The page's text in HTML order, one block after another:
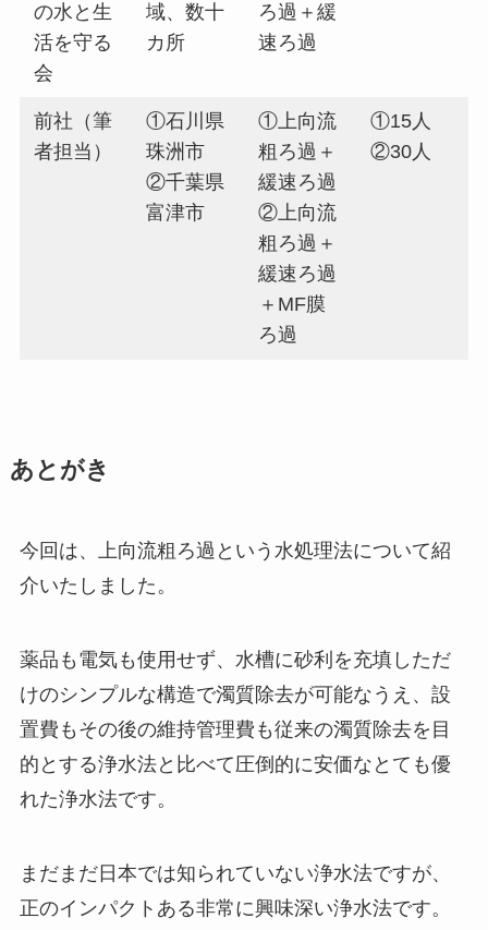
の水と生
活を守る
会
域、数十
カ所
ろ過＋緩
速ろ過
前社（筆
者担当）
①石川県
珠洲市
②千葉県
富津市
①上向流
粗ろ過＋
緩速ろ過
②上向流
粗ろ過＋
緩速ろ過
＋MF膜
ろ過
①15人
②30人
あとがき
今回は、上向流粗ろ過という水処理法について紹
介いたしました。
薬品も電気も使用せず、水槽に砂利を充填しただ
けのシンプルな構造で濁質除去が可能なうえ、設
置費もその後の維持管理費も従来の濁質除去を目
的とする浄水法と比べて圧倒的に安価なとても優
れた浄水法です。
まだまだ日本では知られていない浄水法ですが、
正のインパクトある非常に興味深い浄水法です。